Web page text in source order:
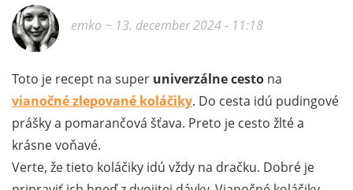
emko ~ 13. december 2024 - 11:18
Toto je recept na super univerzálne cesto na
vianočné zlepované koláčiky. Do cesta idú pudingové
prášky a pomarančová šťava. Preto je cesto žlté a
krásne voňavé.
Verte, že tieto koláčiky idú vždy na dračku. Dobré je